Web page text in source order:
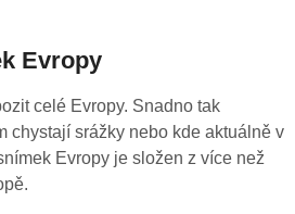
Evropy
celé Evropy. Snadno tak
chystají srážky nebo kde aktuálně v
Evropy je složen z více než